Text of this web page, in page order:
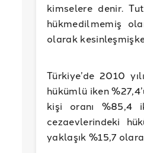
kimselere denir.
hükmedilmemiş
olarak
Türkiye’de 2010
hükümlü iken
kişi oranı %85,4
cezaevlerindeki
yaklaşık %15,7